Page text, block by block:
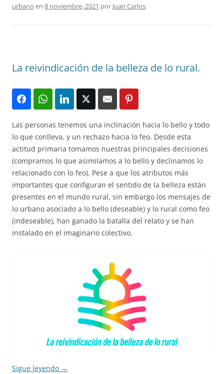
urbano en 8 noviembre, 2021 por Juan Carlos.
La reivindicación de la belleza de lo rural.
Las personas tenemos una inclinación hacia lo bello y todo
lo que conlleva, y un rechazo hacia lo feo. Desde esta
actitud primaria tomamos nuestras principales decisiones
(compramos lo que asimilamos a lo bello y declinamos lo
relacionado con lo feo). Pese a que los atributos más
importantes que configuran el sentido de la belleza están
presentes en el mundo rural, sin embargo los mensajes de
lo urbano asociado a lo bello (deseable) y lo rural como feo
(indeseable), han ganado la batalla del relato y se han
instalado en el imaginario colectivo.
Sigue leyendo →